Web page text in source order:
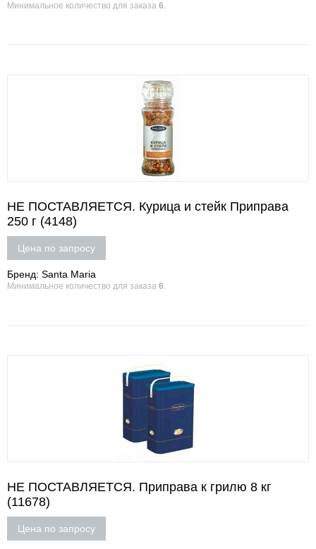
Минимальное количество для заказа 6.
НЕ ПОСТАВЛЯЕТСЯ. Курица и стейк Приправа
250 г (4148)
Цена по запросу
Бренд: Santa Maria
Минимальное количество для заказа 6.
НЕ ПОСТАВЛЯЕТСЯ. Приправа к грилю 8 кг
(11678)
Цена по запросу